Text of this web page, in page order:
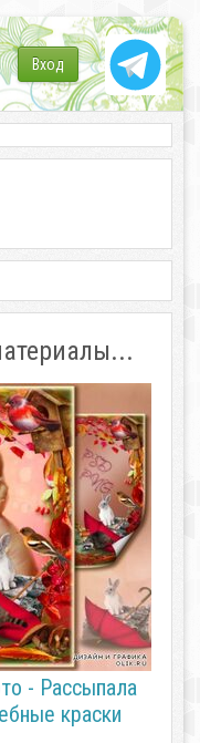
Вход
- Рассыпала
краски